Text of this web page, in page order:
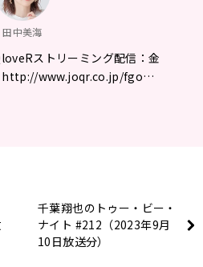
田中美海
ストリーミング配信：金
http://www.joqr.co.jp/fgo…
千葉翔也のトゥー・ビー・
ナイト #212（2023年9月
10日放送分）